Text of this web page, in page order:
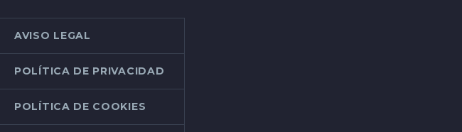
AVISO LEGAL
POLÍTICA DE PRIVACIDAD
POLÍTICA DE COOKIES